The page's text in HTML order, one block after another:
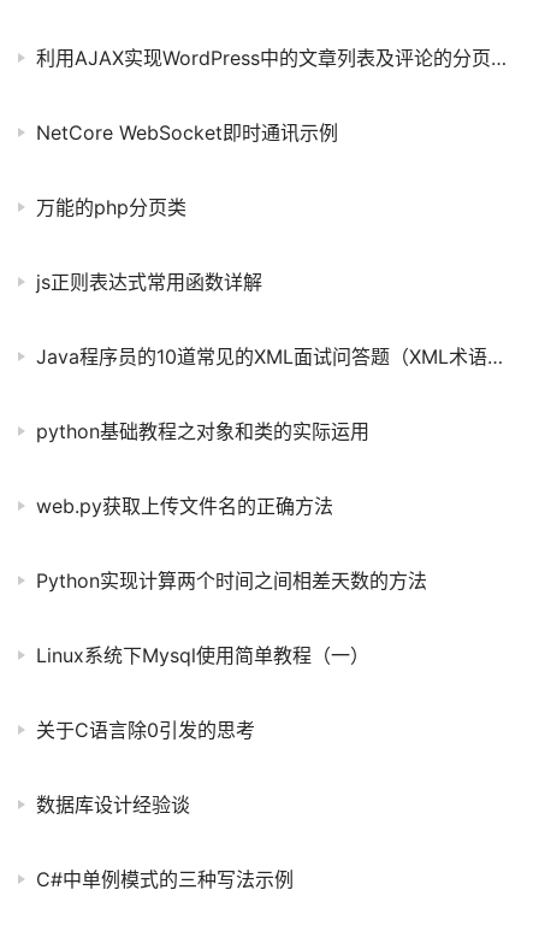
利用AJAX实现WordPress中的文章列表及评论的分页功能
NetCore WebSocket即时通讯示例
万能的php分页类
js正则表达式常用函数详解
Java程序员的10道常见的XML面试问答题（XML术语详解）
python基础教程之对象和类的实际运用
web.py获取上传文件名的正确方法
Python实现计算两个时间之间相差天数的方法
Linux系统下Mysql使用简单教程（一）
关于C语言除0引发的思考
数据库设计经验谈
C#中单例模式的三种写法示例